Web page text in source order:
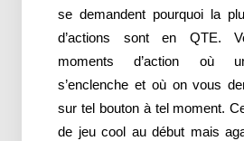
se demandent pourquoi la
d’actions sont en QTE.
moments d’action où
s’enclenche et où on vous
sur tel bouton à tel moment.
de jeu cool au début mais